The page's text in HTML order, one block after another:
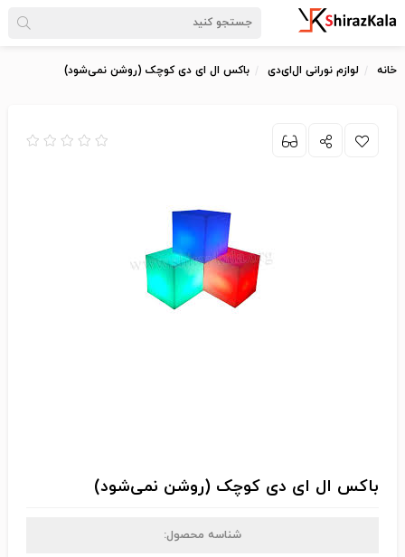
خانه لوازم نورانی ال‌ای‌دی باکس ال ای دی کوچک (روشن نمی‌شود)
باکس ال ای دی کوچک (روشن نمی‌شود)
شناسه محصول: